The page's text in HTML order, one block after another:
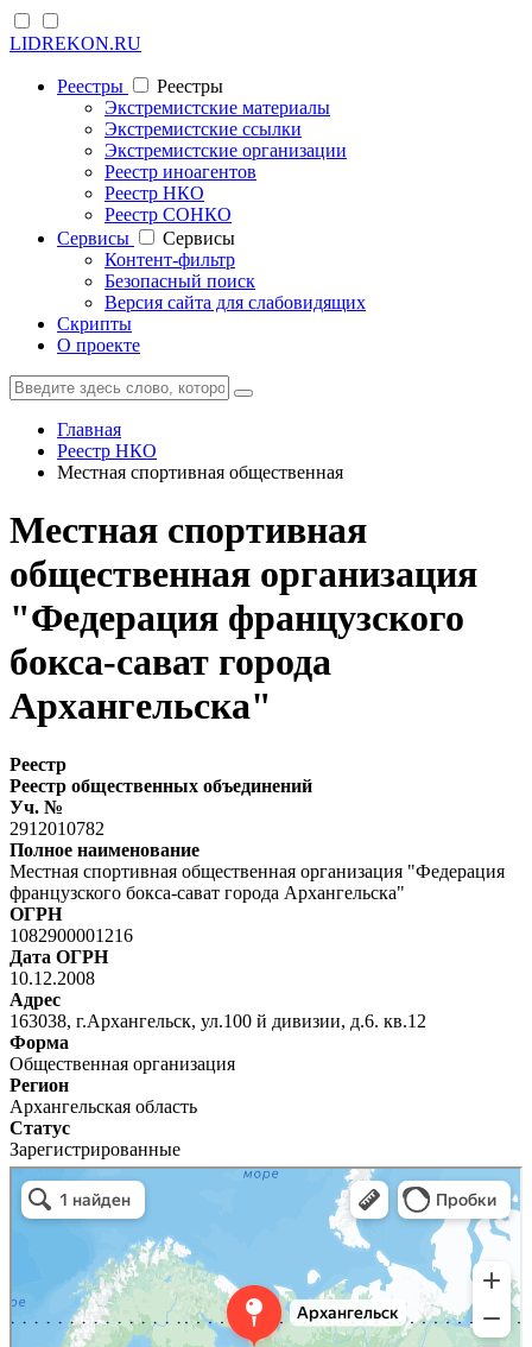
LIDREKON.RU
Реестры
Реестры
Экстремистские материалы
Экстремистские ссылки
Экстремистские организации
Реестр иноагентов
Реестр НКО
Реестр СОНКО
Cервисы
Cервисы
Контент-фильтр
Безопасный поиск
Версия сайта для слабовидящих
Скрипты
О проекте
Главная
Реестр НКО
Местная спортивная общественная
Местная спортивная
общественная организация
"Федерация французского
бокса-сават города
Архангельска"
Реестр
Реестр общественных объединений
Уч. №
2912010782
Полное наименование
Местная спортивная общественная организация "Федерация
французского бокса-сават города Архангельска"
ОГРН
1082900001216
Дата ОГРН
10.12.2008
Адрес
163038, г.Архангельск, ул.100 й дивизии, д.6. кв.12
Форма
Общественная организация
Регион
Архангельская область
Статус
Зарегистрированные